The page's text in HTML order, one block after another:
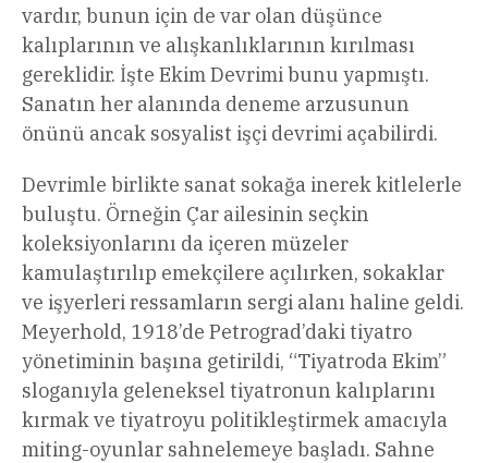
vardır, bunun için de var olan düşünce
kalıplarının ve alışkanlıklarının kırılması
gereklidir. İşte Ekim Devrimi bunu yapmıştı.
Sanatın her alanında deneme arzusunun
önünü ancak sosyalist işçi devrimi açabilirdi.
Devrimle birlikte sanat sokağa inerek kitlelerle
buluştu. Örneğin Çar ailesinin seçkin
koleksiyonlarını da içeren müzeler
kamulaştırılıp emekçilere açılırken, sokaklar
ve işyerleri ressamların sergi alanı haline geldi.
Meyerhold, 1918’de Petrograd’daki tiyatro
yönetiminin başına getirildi, “Tiyatroda Ekim”
sloganıyla geleneksel tiyatronun kalıplarını
kırmak ve tiyatroyu politikleştirmek amacıyla
miting-oyunlar sahnelemeye başladı. Sahne